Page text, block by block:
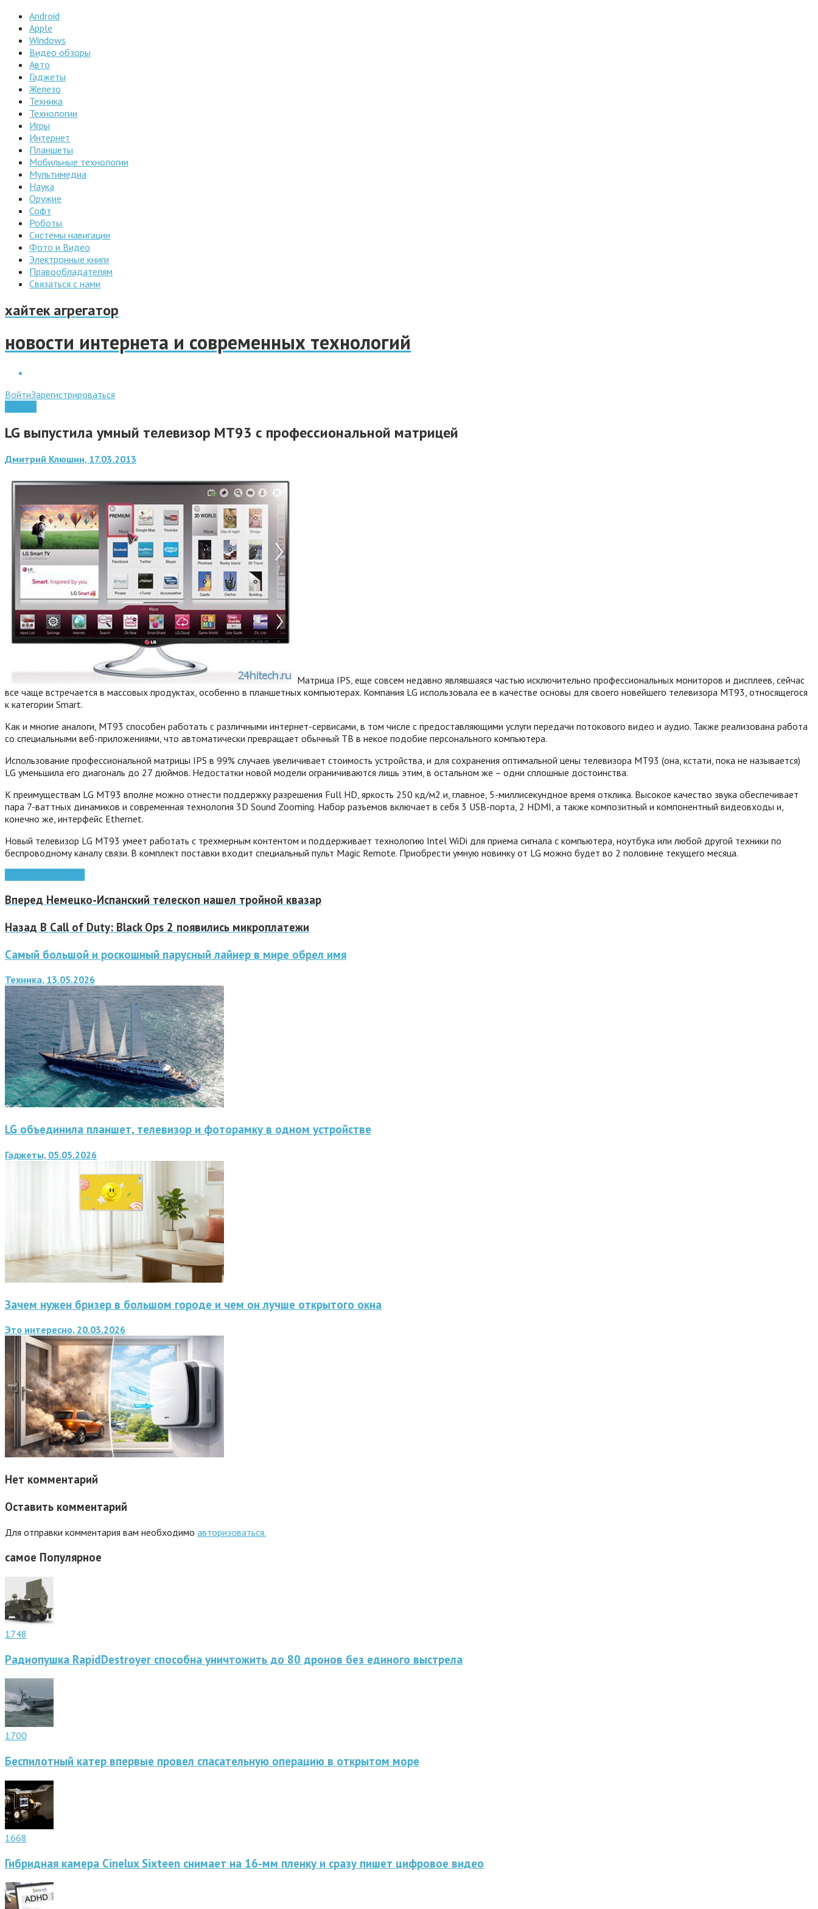
Android
Apple
Windows
Видео обзоры
Авто
Гаджеты
Железо
Техника
Технологии
Игры
Интернет
Планшеты
Мобильные технологии
Мультимедиа
Наука
Оружие
Софт
Роботы
Системы навигации
Фото и Видео
Электронные книги
Правообладателям
Связаться с нами
хайтек агрегатор
новости интернета и современных технологий
ВойтиЗарегистрироваться
LG выпустила умный телевизор MT93 с профессиональной матрицей
Дмитрий Клюшин, 17.03.2013
Матрица IPS, еще совсем недавно являвшаяся частью исключительно профессиональных мониторов и дисплеев, сейчас
все чаще встречается в массовых продуктах, особенно в планшетных компьютерах. Компания LG использовала ее в качестве основы для своего новейшего телевизора MT93, относящегося
к категории Smart.
Как и многие аналоги, MT93 способен работать с различными интернет-сервисами, в том числе с предоставляющими услуги передачи потокового видео и аудио. Также реализована работа
со специальными веб-приложениями, что автоматически превращает обычный ТВ в некое подобие персонального компьютера.
Использование профессиональной матрицы IPS в 99% случаев увеличивает стоимость устройства, и для сохранения оптимальной цены телевизора MT93 (она, кстати, пока не называется)
LG уменьшила его диагональ до 27 дюймов. Недостатки новой модели ограничиваются лишь этим, в остальном же – одни сплошные достоинства.
К преимуществам LG MT93 вполне можно отнести поддержку разрешения Full HD, яркость 250 кд/м2 и, главное, 5-миллисекундное время отклика. Высокое качество звука обеспечивает
пара 7-ваттных динамиков и современная технология 3D Sound Zooming. Набор разъемов включает в себя 3 USB-порта, 2 HDMI, а также композитный и компонентный видеовходы и,
конечно же, интерфейс Ethernet.
Новый телевизор LG MT93 умеет работать с трехмерным контентом и поддерживает технологию Intel WiDi для приема сигнала с компьютера, ноутбука или любой другой техники по
беспроводному каналу связи. В комплект поставки входит специальный пульт Magic Remote. Приобрести умную новинку от LG можно будет во 2 половине текущего месяца.
Вперед Немецко-Испанский телескоп нашел тройной квазар
Назад В Call of Duty: Black Ops 2 появились микроплатежи
Самый большой и роскошный парусный лайнер в мире обрел имя
Техника, 13.05.2026
LG объединила планшет, телевизор и фоторамку в одном устройстве
Гаджеты, 05.05.2026
Зачем нужен бризер в большом городе и чем он лучше открытого окна
Это интересно, 20.03.2026
Нет комментарий
Оставить комментарий
Для отправки комментария вам необходимо авторизоваться.
самое Популярное
1748
Радиопушка RapidDestroyer способна уничтожить до 80 дронов без единого выстрела
1700
Беспилотный катер впервые провел спасательную операцию в открытом море
1668
Гибридная камера Cinelux Sixteen снимает на 16-мм пленку и сразу пишет цифровое видео